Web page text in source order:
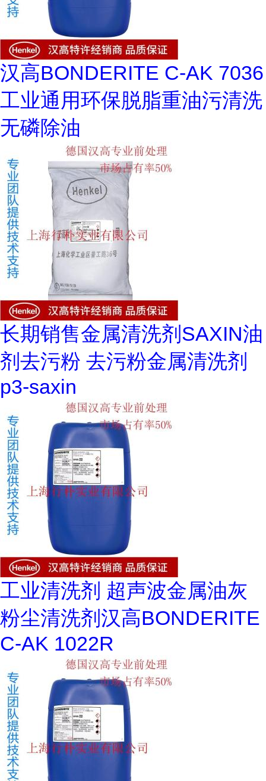
汉高BONDERITE C-AK 7036
工业通用环保脱脂重油污清洗
无磷除油
长期销售金属清洗剂SAXIN油
剂去污粉 去污粉金属清洗剂
p3-saxin
工业清洗剂 超声波金属油灰
粉尘清洗剂汉高BONDERITE
C-AK 1022R